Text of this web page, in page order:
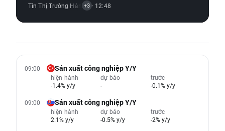
Tin Thị Trường Hàng Hóa,Tin Thị Trường Chỉ Số
+3 · 12:48
09:00 Sản xuất công nghiệp Y/Y
hiện hành
-1.4% y/y
dự báo
-
trước
-0.1% y/y
09:00 Sản xuất công nghiệp Y/Y
hiện hành
2.1% y/y
dự báo
-0.5% y/y
trước
-2% y/y